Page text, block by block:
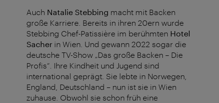
Auch Natalie Stebbing macht mit Backen
große Karriere. Bereits in ihren 20ern wurde
Stebbing Chef-Patissière im berühmten Hotel
Sacher in Wien. Und gewann 2022 sogar die
deutsche TV-Show „Das große Backen – Die
Profis“. Ihre Kindheit und Jugend sind
international geprägt. Sie lebte in Norwegen,
England, Deutschland – nun ist sie in Wien
zuhause. Obwohl sie schon früh eine